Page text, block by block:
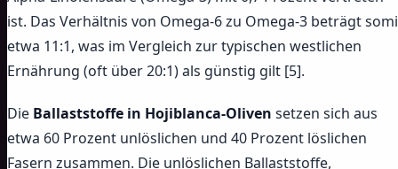
ist. Das Verhältnis von Omega-6 zu Omega-3 beträgt
etwa 11:1, was im Vergleich zur typischen westlichen
Ernährung (oft über 20:1) als günstig gilt [5].
Die Ballaststoffe in Hojiblanca-Oliven setzen sich aus
etwa 60 Prozent unlöslichen und 40 Prozent löslichen
Fasern zusammen. Die unlöslichen Ballaststoffe,